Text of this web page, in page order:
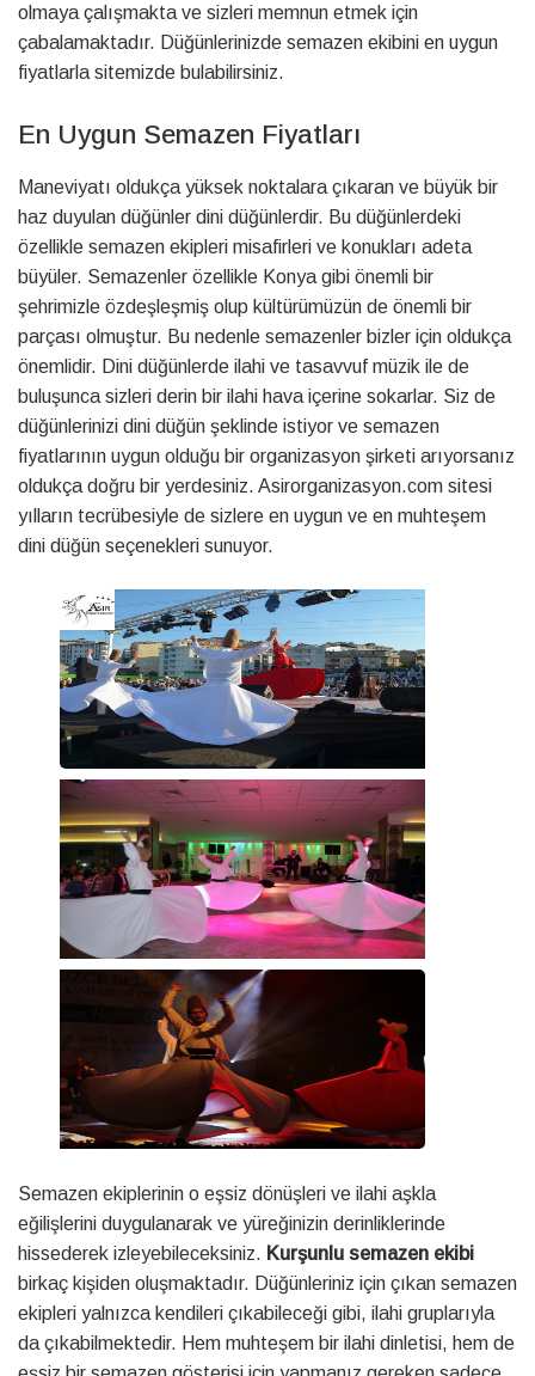
olmaya çalışmakta ve sizleri memnun etmek için
çabalamaktadır. Düğünlerinizde semazen ekibini en uygun
fiyatlarla sitemizde bulabilirsiniz.
En Uygun Semazen Fiyatları
Maneviyatı oldukça yüksek noktalara çıkaran ve büyük bir
haz duyulan düğünler dini düğünlerdir. Bu düğünlerdeki
özellikle semazen ekipleri misafirleri ve konukları adeta
büyüler. Semazenler özellikle Konya gibi önemli bir
şehrimizle özdeşleşmiş olup kültürümüzün de önemli bir
parçası olmuştur. Bu nedenle semazenler bizler için oldukça
önemlidir. Dini düğünlerde ilahi ve tasavvuf müzik ile de
buluşunca sizleri derin bir ilahi hava içerine sokarlar. Siz de
düğünlerinizi dini düğün şeklinde istiyor ve semazen
fiyatlarının uygun olduğu bir organizasyon şirketi arıyorsanız
oldukça doğru bir yerdesiniz. Asirorganizasyon.com sitesi
yılların tecrübesiyle de sizlere en uygun ve en muhteşem
dini düğün seçenekleri sunuyor.
Semazen ekiplerinin o eşsiz dönüşleri ve ilahi aşkla
eğilişlerini duygulanarak ve yüreğinizin derinliklerinde
hissederek izleyebileceksiniz. Kurşunlu semazen ekibi
birkaç kişiden oluşmaktadır. Düğünleriniz için çıkan semazen
ekipleri yalnızca kendileri çıkabileceği gibi, ilahi gruplarıyla
da çıkabilmektedir. Hem muhteşem bir ilahi dinletisi, hem de